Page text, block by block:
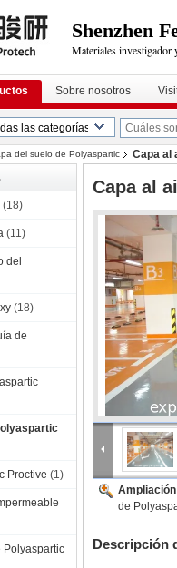
Shenzhen
Materiales investigador
Sobre nosotros
del suelo de Polyaspartic
Capa al
(18)
(11)
del
(18)
de
Proctive (1)
Polyaspartic
Capa al
de
Descripción